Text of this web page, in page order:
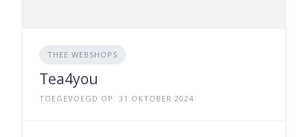
THEE WEBSHOPS
Tea4you
TOEGEVOEGD OP: 31 OKTOBER 2024